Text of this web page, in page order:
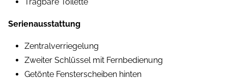
Tragbare Toilette
Serienausstattung
Zentralverriegelung
Zweiter Schlüssel mit Fernbedienung
Getönte Fensterscheiben hinten